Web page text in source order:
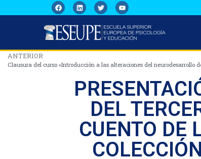
ANTERIOR
Clausura del curso «Introducción a las alteraciones del neurodesarrollo
DEL
CUENTO DE
COLECCIÓN